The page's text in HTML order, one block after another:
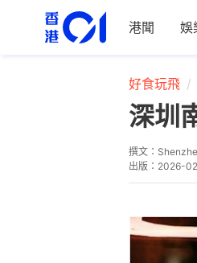
港聞 娛
好食玩飛
深圳
撰文：
出版： 2026-